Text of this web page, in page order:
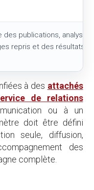
des publications, analyse
repris et des résultats
à des attachés
de relations
ou à un
doit être défini
seule, diffusion,
des
complète.